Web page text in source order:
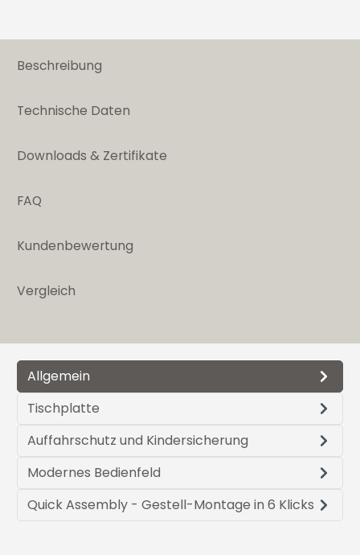
Beschreibung
Technische Daten
Downloads & Zertifikate
FAQ
Kundenbewertung
Vergleich
Allgemein
Tischplatte
Auffahrschutz und Kindersicherung
Modernes Bedienfeld
Quick Assembly - Gestell-Montage in 6 Klicks